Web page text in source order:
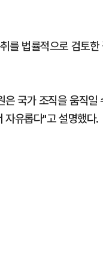
를 법률적으로 검토
국가 조직을 움직
자유롭다"고 설명했다.